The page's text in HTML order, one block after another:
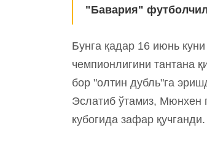
"Бавария"
Бунга қадар 16 июнь
чемпионлигини тантана
бор "олтин дубль"га
Эслатиб ўтамиз, Мюнхен
кубогида зафар қучганди.